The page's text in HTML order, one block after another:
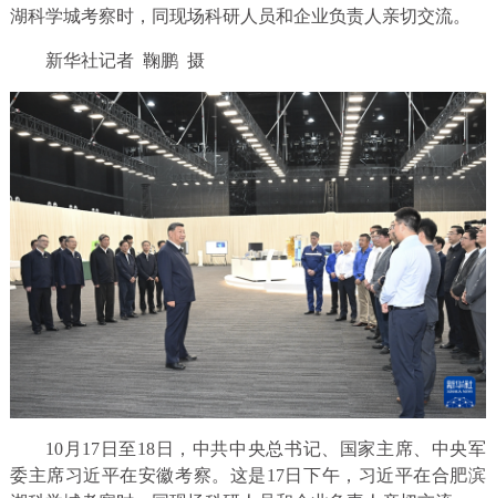
湖科学城考察时，同现场科研人员和企业负责人亲切交流。
新华社记者 鞠鹏 摄
10月17日至18日，中共中央总书记、国家主席、中央军
委主席习近平在安徽考察。这是17日下午，习近平在合肥滨